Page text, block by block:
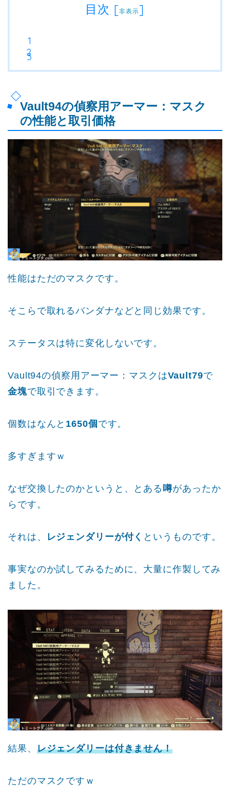
目次 [非表示]
Vault94の偵察用アーマー：マスク
の性能と取引価格
性能はただのマスクです。
そこらで取れるバンダナなどと同じ効果です。
ステータスは特に変化しないです。
Vault94の偵察用アーマー：マスクはVault79で
金塊で取引できます。
個数はなんと 1650個です。
多すぎますｗ
なぜ交換したのかというと、とある 噂があったか
らです。
それは、 レジェンダリーが付く というものです。
事実なのか試してみるために、大量に作製してみ
ました。
結果、 レジェンダリーは付きません！
ただのマスクですｗ